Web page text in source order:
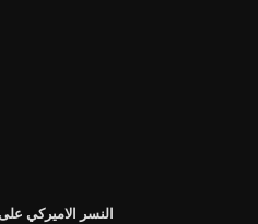
النسر الاميركي